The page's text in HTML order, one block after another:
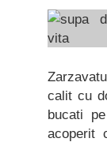
calit cu
bucati
acoperit